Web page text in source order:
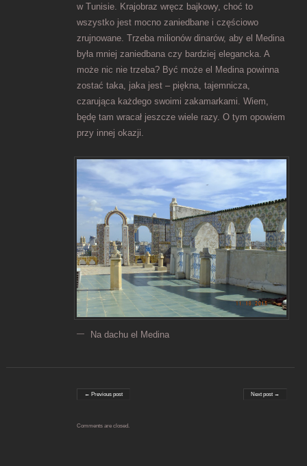
w Tunisie. Krajobraz wręcz bajkowy, choć to
wszystko jest mocno zaniedbane i częściowo
zrujnowane. Trzeba milionów dinarów, aby el Medina
była mniej zaniedbana czy bardziej elegancka. A
może nic nie trzeba? Być może el Medina powinna
zostać taka, jaka jest – piękna, tajemnicza,
czarująca każdego swoimi zakamarkami. Wiem,
będę tam wracał jeszcze wiele razy. O tym opowiem
przy innej okazji.
Na dachu el Medina
Post navigation
← Previous post Next post →
Comments are closed.